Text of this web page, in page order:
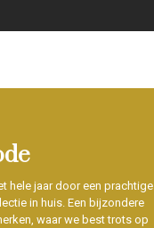
hele jaar door een prachtige
in huis. Een bijzondere
waar we best trots op